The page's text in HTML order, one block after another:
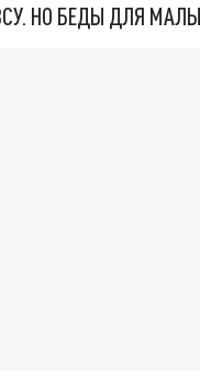
НО БЕДЫ ДЛЯ